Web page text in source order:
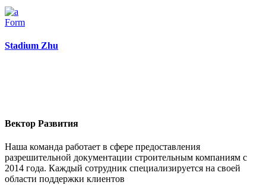
Form
Stadium Zhu
Вектор Развития
Наша команда работает в сфере предоставления
разрешительной документации строительным компаниям с
2014 года. Каждый сотрудник специализируется на своей
области поддержки клиентов